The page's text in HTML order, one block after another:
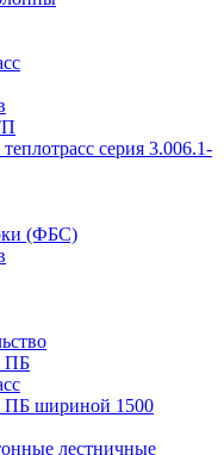
серия 3.006.1-
(ФБС)
ПБ
ПБ шириной 1500
лестничные